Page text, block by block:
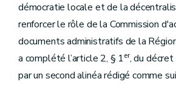
démocratie locale et de la
renforcer le rôle de la Commission
documents administratifs de la
a complété l’article 2, § 1er, du
par un second alinéa rédigé comme